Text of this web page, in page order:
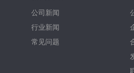
公司新闻
行业新闻
常见问题